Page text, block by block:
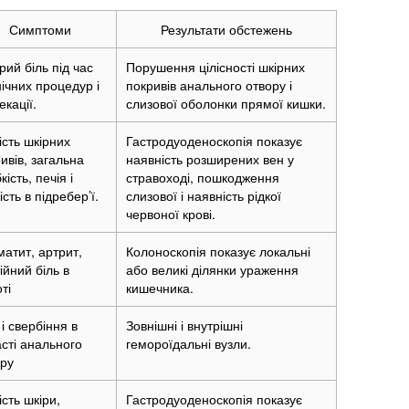
Симптоми Результати обстежень
біль під час
процедур і
Порушення цілісності шкірних
покривів анального отвору і
слизової оболонки прямої кишки.
шкірних
загальна
печія і
в підребер’ї.
Гастродуоденоскопія показує
наявність розширених вен у
стравоході, пошкодження
слизової і наявність рідкої
червоної крові.
артрит,
біль в
Колоноскопія показує локальні
або великі ділянки ураження
кишечника.
свербіння в
анального
Зовнішні і внутрішні
гемороїдальні вузли.
шкіри,
Гастродуоденоскопія показує